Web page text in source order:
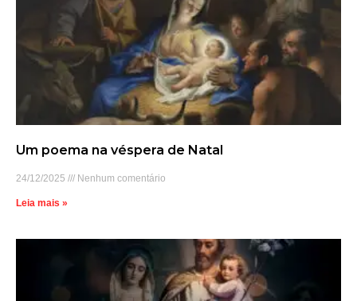
Um poema na véspera de Natal
24/12/2025 Nenhum comentário
Leia mais »